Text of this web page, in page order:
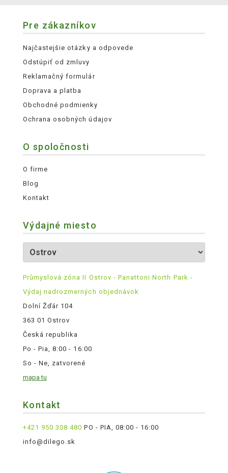
Pre zákazníkov
Najčastejšie otázky a odpovede
Odstúpiť od zmluvy
Reklamačný formulár
Doprava a platba
Obchodné podmienky
Ochrana osobných údajov
O spoločnosti
O firme
Blog
Kontakt
Výdajné miesto
Průmyslová zóna II Ostrov - Panattoni North Park -
Výdaj nadrozmerných objednávok
Dolní Žďár 104
363 01 Ostrov
Česká republika
Po - Pia, 8:00 - 16:00
So - Ne, zatvorené
mapa tu
Kontakt
+421 950 308 480 PO - PIA, 08:00 - 16:00
info@dilego.sk